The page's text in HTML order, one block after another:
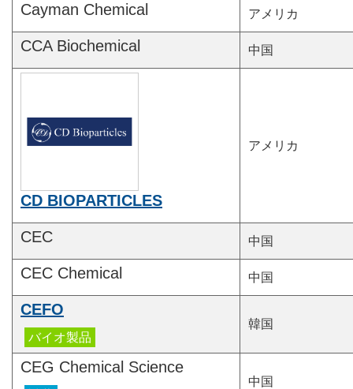
Cayman Chemical アメリカ
CCA Biochemical 中国
CD BIOPARTICLES
アメリカ
CEC 中国
CEC Chemical 中国
CEFO
韓国
CEG Chemical Science
中国